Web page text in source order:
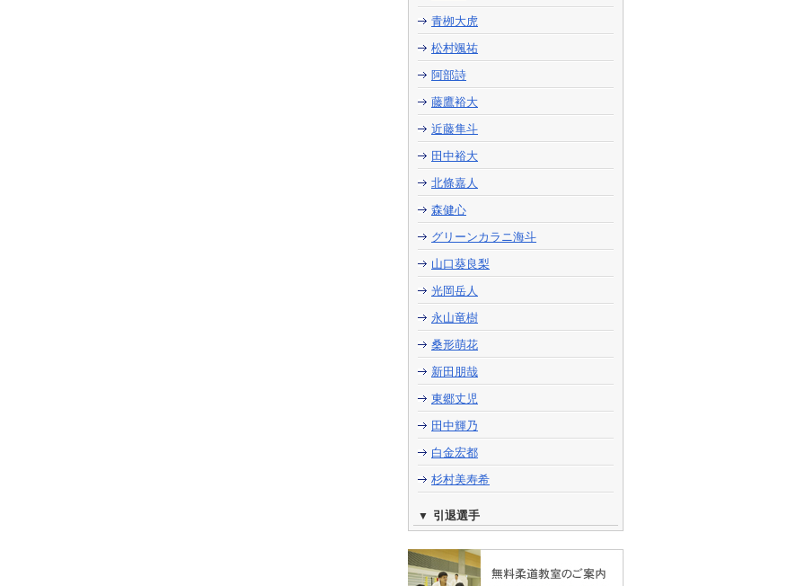
青栁大虎
松村颯祐
阿部詩
藤鷹裕大
近藤隼斗
田中裕大
北條嘉人
森健心
グリーンカラニ海斗
山口葵良梨
光岡岳人
永山竜樹
桑形萌花
新田朋哉
東郷丈児
田中輝乃
白金宏都
杉村美寿希
引退選手